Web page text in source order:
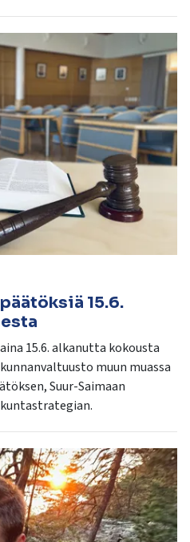
15.6.
15.6. alkanutta kokousta
muun muassa
Suur-Saimaan